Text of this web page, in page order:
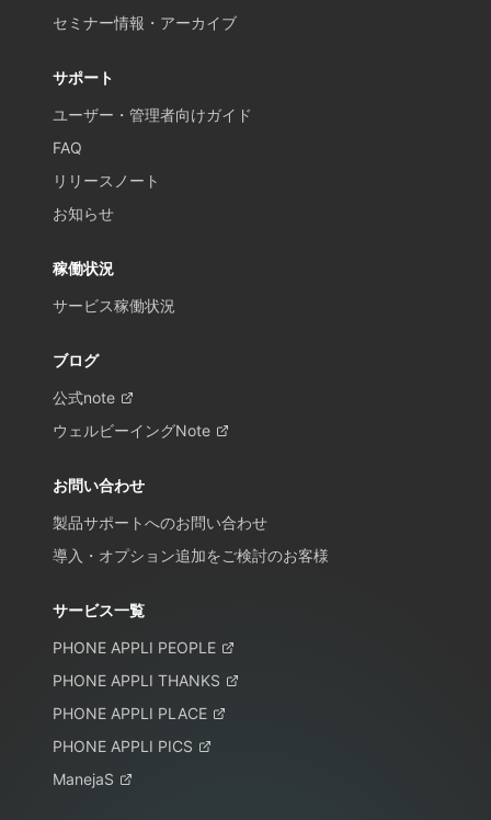
セミナー情報・アーカイブ
サポート
ユーザー・管理者向けガイド
FAQ
リリースノート
お知らせ
稼働状況
サービス稼働状況
ブログ
公式note
ウェルビーイングNote
お問い合わせ
製品サポートへのお問い合わせ
導入・オプション追加をご検討のお客様
サービス一覧
PHONE APPLI PEOPLE
PHONE APPLI THANKS
PHONE APPLI PLACE
PHONE APPLI PICS
ManejaS